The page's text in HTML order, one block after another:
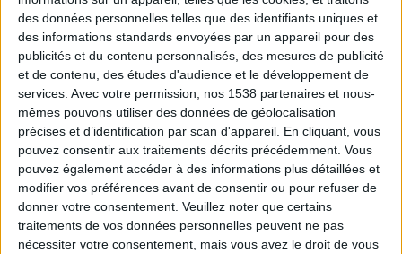
des données personnelles telles que des identifiants uniques et
des informations standards envoyées par un appareil pour des
publicités et du contenu personnalisés, des mesures de publicité
et de contenu, des études d'audience et le développement de
services. Avec votre permission, nos 1538 partenaires et nous-
mêmes pouvons utiliser des données de géolocalisation
précises et d’identification par scan d'appareil. En cliquant, vous
pouvez consentir aux traitements décrits précédemment. Vous
pouvez également accéder à des informations plus détaillées et
modifier vos préférences avant de consentir ou pour refuser de
donner votre consentement. Veuillez noter que certains
traitements de vos données personnelles peuvent ne pas
nécessiter votre consentement, mais vous avez le droit de vous
Webinaires en direct Voir tout